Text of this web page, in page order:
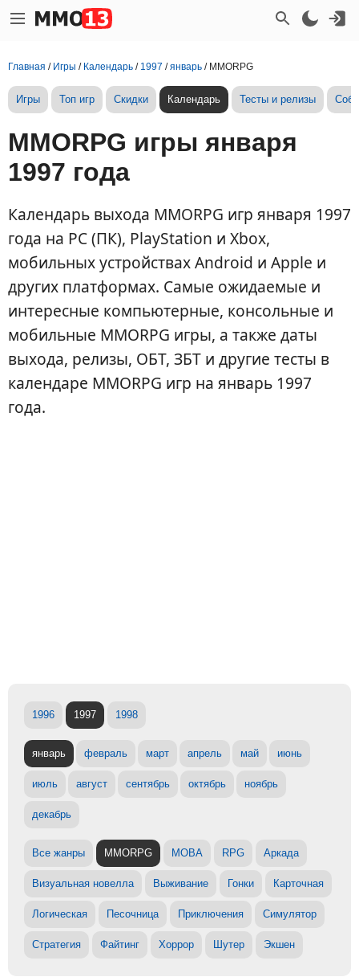
Главная / Игры / Календарь / 1997 /январь / MMORPG
Игры Топ игр Скидки Календарь Тесты и релизы
MMORPG игры января
1997 года
Календарь выхода MMORPG игр января 1997
года на PC (ПК), PlayStation и Xbox,
мобильных устройствах Android и Apple и
других платформах. Самые ожидаемые и
интересные компьютерные, консольные и
мобильные MMORPG игры, а также даты
выхода, релизы, ОБТ, ЗБТ и другие тесты в
календаре MMORPG игр на январь 1997
года.
1996 1997 1998
январь февраль март апрель май июнь
июль август сентябрь октябрь ноябрь
декабрь
Все жанры MMORPG MOBA RPG Аркада
Визуальная новелла Выживание Гонки Карточная
Логическая Песочница Приключения Симулятор
Стратегия Файтинг Хоррор Шутер Экшен